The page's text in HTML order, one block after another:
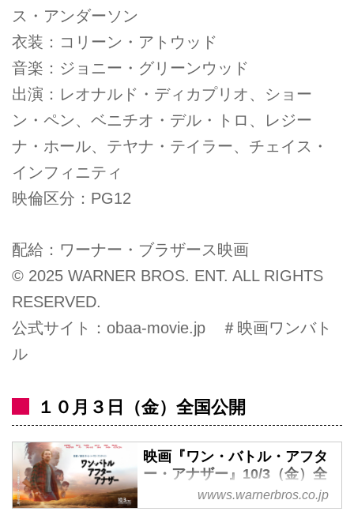
ス・アンダーソン
衣装：コリーン・アトウッド
音楽：ジョニー・グリーンウッド
出演：レオナルド・ディカプリオ、ショー
ン・ペン、ベニチオ・デル・トロ、レジー
ナ・ホール、テヤナ・テイラー、チェイス・
インフィニティ
映倫区分：PG12
配給：ワーナー・ブラザース映画
© 2025 WARNER BROS. ENT. ALL RIGHTS
RESERVED.
公式サイト：obaa-movie.jp ＃映画ワンバト
ル
１０月３日（金）全国公開
映画『ワン・バトル・アフタ
ー・アナザー』10/3（金）全
国ロードショーwwws.warnerbros.co.jp